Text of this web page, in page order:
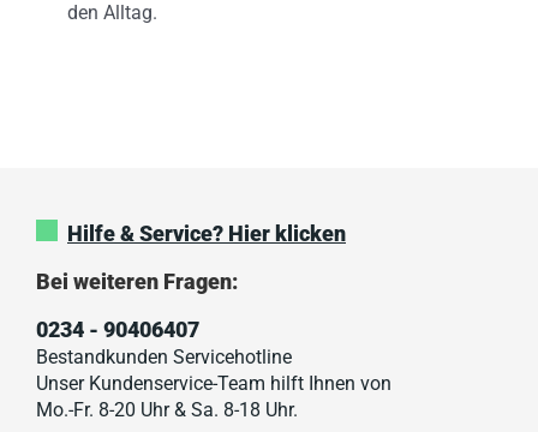
den Alltag.
Hilfe & Service? Hier klicken
Bei weiteren Fragen:
0234 - 90406407
Bestandkunden Servicehotline
Unser Kundenservice-Team hilft Ihnen von
Mo.-Fr. 8-20 Uhr & Sa. 8-18 Uhr.